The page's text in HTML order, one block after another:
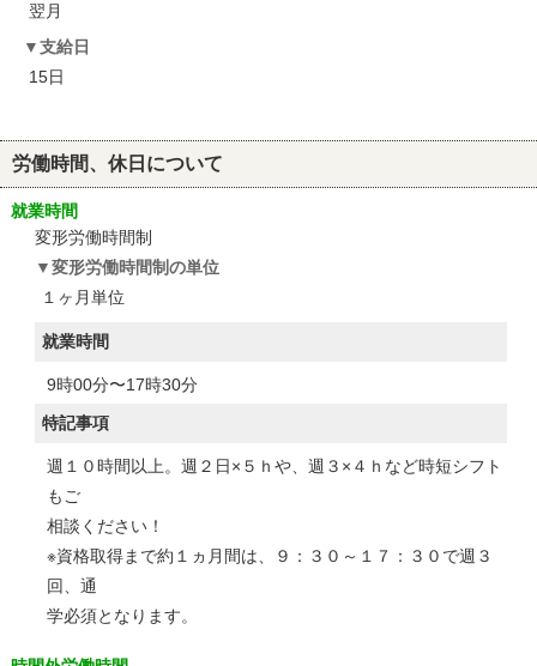
翌月
支給日
15日
労働時間、休日について
就業時間
変形労働時間制
変形労働時間制の単位
１ヶ月単位
就業時間
9時00分〜17時30分
特記事項
週１０時間以上。週２日×５ｈや、週３×４ｈなど時短シフト
もご
相談ください！
※資格取得まで約１ヵ月間は、９：３０～１７：３０で週３
回、通
学必須となります。